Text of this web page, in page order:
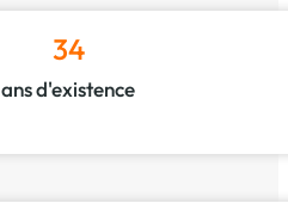
34
ans d'existence